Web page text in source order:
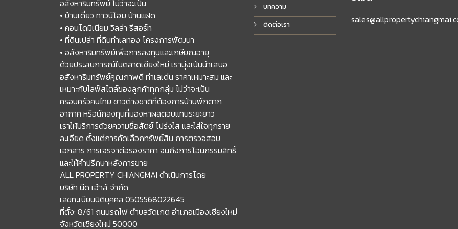
อสังหาริมทรัพย์ ไม่ว่าจะเป็น
• บ้านเดี่ยว ทาวน์โฮม บ้านแฝด
• คอนโดมิเนียม วิลล่า รีสอร์ท
• ที่ดินเปล่า ที่ดินทำเลทอง โครงการพัฒนา
• อสังหาริมทรัพย์เพื่อการลงทุนและเกษียณอายุ
ด้วยประสบการณ์ในตลาดเชียงใหม่ เรามุ่งเน้นนำเสนอ
อสังหาริมทรัพย์คุณภาพดี ทำเลเด่น ราคาเหมาะสม และ
เหมาะกับไลฟ์สไตล์ของลูกค้าทุกกลุ่ม ไม่ว่าจะเป็น
ครอบครัวคนไทย ชาวต่างชาติที่ต้องการบ้านพักตาก
อากาศ หรือนักลงทุนที่มองหาผลตอบแทนระยะยาว
เราให้บริการด้วยความซื่อสัตย์ โปร่งใส และใส่ใจทุกราย
ละเอียด ตั้งแต่การคัดเลือกทรัพย์สิน การตรวจสอบ
เอกสาร การเจรจาต่อรองราคา จนถึงการโอนกรรมสิทธิ์
และให้คำปรึกษาหลังการขาย
ALL PROPERTY CHIANGMAI ดำเนินการโดย
บริษัท นีด เฮ้าส์ จำกัด
เลขทะเบียนนิติบุคคล 0505568022645
ที่ตั้ง: 8/61 ถนนรถไฟ ตำบลวัดเกต อำเภอเมืองเชียงใหม่
จังหวัดเชียงใหม่ 50000
บทความ
ติดต่อเรา